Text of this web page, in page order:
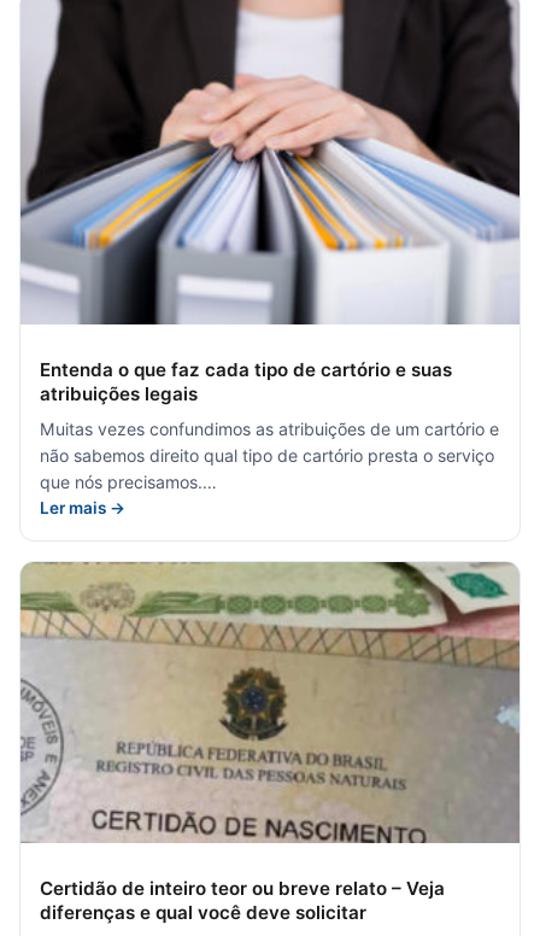
Entenda o que faz cada tipo de cartório e suas
atribuições legais
Muitas vezes confundimos as atribuições de um cartório e
não sabemos direito qual tipo de cartório presta o serviço
que nós precisamos.…
Ler mais →
Certidão de inteiro teor ou breve relato – Veja
diferenças e qual você deve solicitar